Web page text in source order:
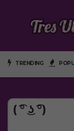
TRENDING
( ͡° ͜ʖ ͡°)